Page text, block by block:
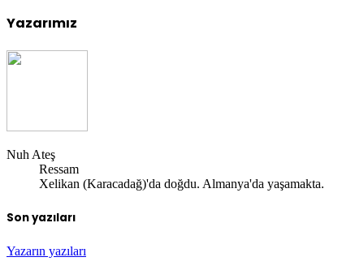
Yazarımız
Nuh Ateş
Ressam
Xelikan (Karacadağ)'da doğdu. Almanya'da yaşamakta.
Son yazıları
Yazarın yazıları